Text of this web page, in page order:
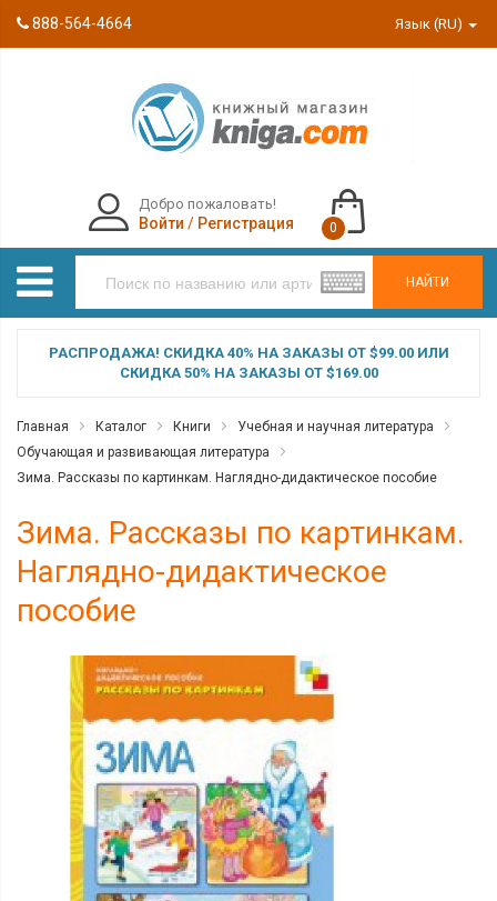
888-564-4664 Язык (RU)
НАЙТИ
Добро пожаловать!
Войти / Регистрация 0
РАСПРОДАЖА! СКИДКА 40% НА ЗАКАЗЫ ОТ $99.00 ИЛИ
СКИДКА 50% НА ЗАКАЗЫ ОТ $169.00
Главная Каталог Книги
Учебная и научная литература
Обучающая и развивающая литература
Зима. Рассказы по картинкам. Наглядно-дидактическое пособие
Зима. Рассказы по картинкам.
Наглядно-дидактическое
пособие